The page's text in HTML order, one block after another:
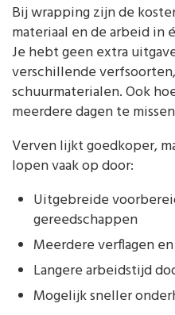
Bij wrapping zijn de
materiaal en de arbeid in
Je hebt geen extra
verschillende
schuurmaterialen. Ook
meerdere dagen te
Verven lijkt goedkoper,
lopen vaak op door:
Uitgebreide
gereedschappen
Meerdere verflagen
Langere arbeidstijd
Mogelijk sneller